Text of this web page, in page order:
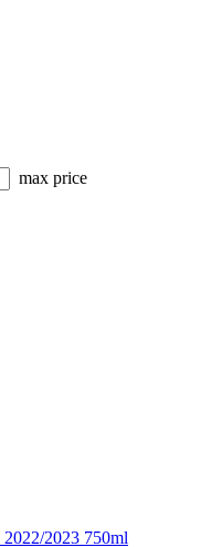
max price